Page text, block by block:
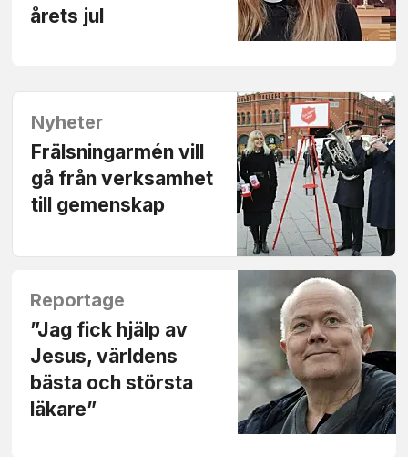
årets jul
Nyheter
Frälsningarmén vill
gå från verksamhet
till gemenskap
Reportage
”Jag fick hjälp av
Jesus, världens
bästa och största
läkare”